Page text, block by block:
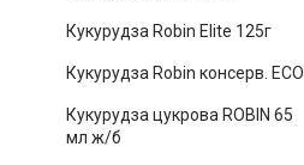
Кукурудза Robin Elite 125г
Кукурудза Robin консерв. ECO
Кукурудза цукрова ROBIN 65
мл ж/б